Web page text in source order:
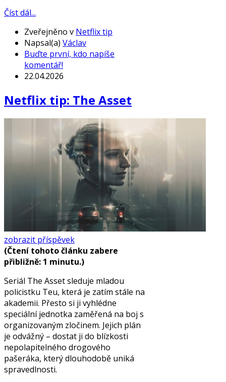
Číst dál...
Zveřejněno v Netflix tip
Napsal(a) Václav
Buďte první, kdo napíše
komentář!
22.04.2026
Netflix tip: The Asset
zobrazit příspěvek
(Čtení tohoto článku zabere
přibližně: 1 minutu.)
Seriál The Asset sleduje mladou
policistku Teu, která je zatím stále na
akademii. Přesto si ji vyhlédne
speciální jednotka zaměřená na boj s
organizovaným zločinem. Jejich plán
je odvážný – dostat ji do blízkosti
nepolapitelného drogového
pašeráka, který dlouhodobě uniká
spravedlnosti.